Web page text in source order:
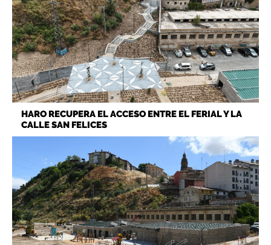
HARO RECUPERA EL ACCESO ENTRE EL FERIAL Y LA
CALLE SAN FELICES